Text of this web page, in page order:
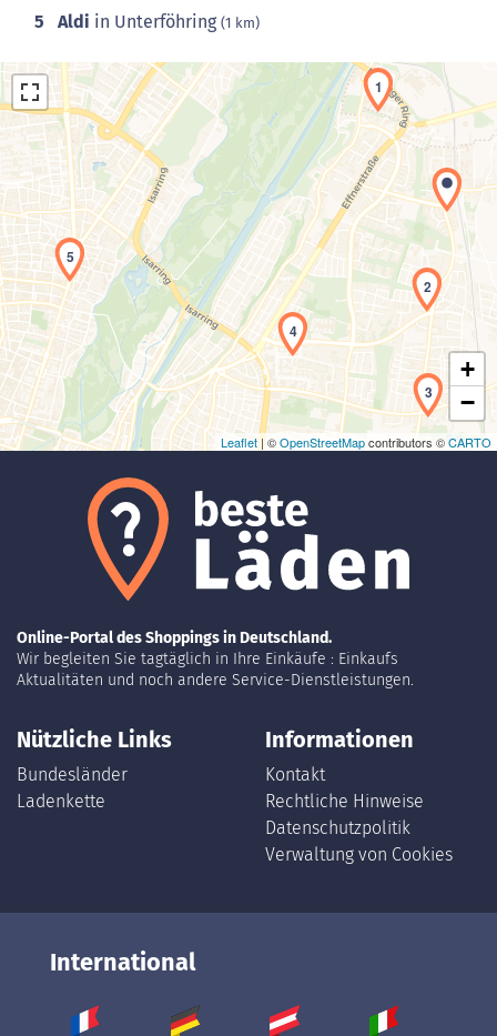
5 Aldi in Unterföhring (1 km)
Laden der Karte...
1
2
3
4
5
+
−
Leaflet | ©OpenStreetMapcontributors ©CARTO
Online-Portal des Shoppings in Deutschland.
Wir begleiten Sie tagtäglich in Ihre Einkäufe : Einkaufs
Aktualitäten und noch andere Service-Dienstleistungen.
Nützliche Links
Bundesländer
Ladenkette
Informationen
Kontakt
Rechtliche Hinweise
Datenschutzpolitik
Verwaltung von Cookies
International